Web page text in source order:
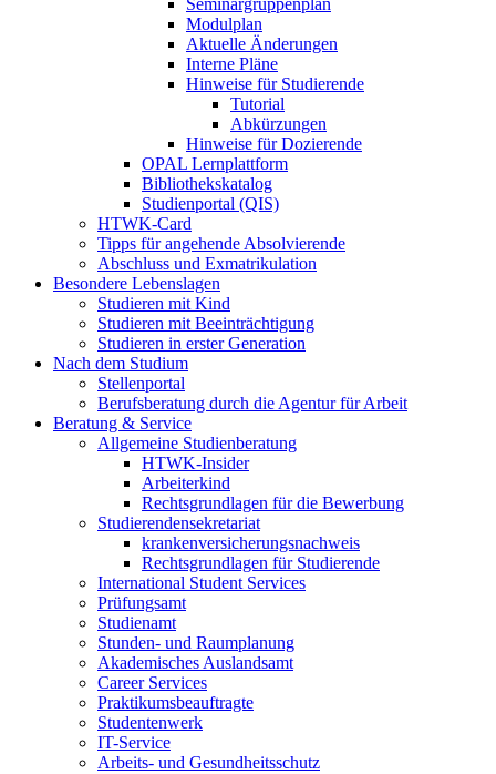
Seminargruppenplan
Modulplan
Aktuelle Änderungen
Interne Pläne
Hinweise für Studierende
Tutorial
Abkürzungen
Hinweise für Dozierende
OPAL Lernplattform
Bibliothekskatalog
Studienportal (QIS)
HTWK-Card
Tipps für angehende Absolvierende
Abschluss und Exmatrikulation
Besondere Lebenslagen
Studieren mit Kind
Studieren mit Beeinträchtigung
Studieren in erster Generation
Nach dem Studium
Stellenportal
Berufsberatung durch die Agentur für Arbeit
Beratung & Service
Allgemeine Studienberatung
HTWK-Insider
Arbeiterkind
Rechtsgrundlagen für die Bewerbung
Studierendensekretariat
krankenversicherungsnachweis
Rechtsgrundlagen für Studierende
International Student Services
Prüfungsamt
Studienamt
Stunden- und Raumplanung
Akademisches Auslandsamt
Career Services
Praktikumsbeauftragte
Studentenwerk
IT-Service
Arbeits- und Gesundheitsschutz